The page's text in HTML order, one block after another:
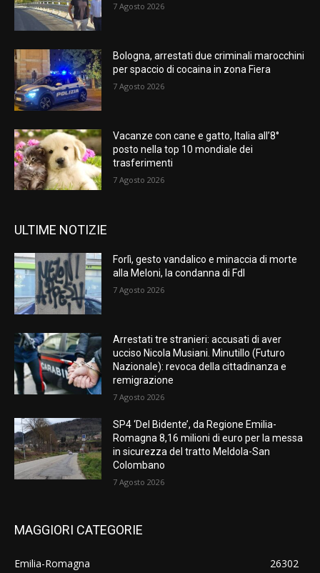
7 Agosto 2026
Bologna, arrestati due criminali marocchini
per spaccio di cocaina in zona Fiera
7 Agosto 2026
Vacanze con cane e gatto, Italia all’8°
posto nella top 10 mondiale dei
trasferimenti
7 Agosto 2026
ULTIME NOTIZIE
Forlì, gesto vandalico e minaccia di morte
alla Meloni, la condanna di FdI
7 Agosto 2026
Arrestati tre stranieri: accusati di aver
ucciso Nicola Musiani. Minutillo (Futuro
Nazionale): revoca della cittadinanza e
remigrazione
7 Agosto 2026
SP4 ‘Del Bidente’, da Regione Emilia-
Romagna 8,16 milioni di euro per la messa
in sicurezza del tratto Meldola-San
Colombano
7 Agosto 2026
MAGGIORI CATEGORIE
Emilia-Romagna
26302